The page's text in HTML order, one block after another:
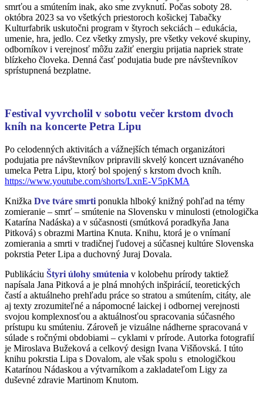
smrťou a smútením inak, ako sme zvyknutí. Počas soboty 28.
októbra 2023 sa vo všetkých priestoroch košickej Tabačky
Kulturfabrik uskutočni program v štyroch sekciách – edukácia,
umenie, hra, jedlo. Cez všetky zmysly, pre všetky vekové skupiny,
odborníkov i verejnosť môžu zažiť energiu prijatia napriek strate
blízkeho človeka. Denná časť podujatia bude pre návštevníkov
sprístupnená bezplatne.
Festival vyvrcholil v sobotu večer krstom dvoch
kníh na koncerte Petra Lipu
Po celodenných aktivitách a vážnejších témach organizátori
podujatia pre návštevníkov pripravili skvelý koncert uznávaného
umelca Petra Lipu, ktorý bol spojený s krstom dvoch kníh.
https://www.youtube.com/shorts/LxnE-V5pKMA
Knižka Dve tváre smrti ponukla hlboký knižný pohľad na témy
zomieranie – smrť – smútenie na Slovensku v minulosti (etnologička
Katarína Nadáska) a v súčasnosti (smútková poradkyňa Jana
Pitková) s obrazmi Martina Knuta. Knihu, ktorá je o vnímaní
zomierania a smrti v tradičnej ľudovej a súčasnej kultúre Slovenska
pokrstia Peter Lipa a duchovný Juraj Dovala.
Publikáciu Štyri úlohy smútenia v kolobehu prírody taktiež
napísala Jana Pitková a je plná mnohých inšpirácií, teoretických
častí a aktuálneho prehľadu práce so stratou a smútením, citáty, ale
aj texty zrozumiteľné a nápomocné laickej i odbornej verejnosti
svojou komplexnosťou a aktuálnosťou spracovania súčasného
prístupu ku smúteniu. Zároveň je vizuálne nádherne spracovaná v
súlade s ročnými obdobiami – cyklami v prírode. Autorka fotografií
je Miroslava Bužeková a celkový design Ivana Višňovská. I túto
knihu pokrstia Lipa s Dovalom, ale však spolu s etnologičkou
Katarínou Nádaskou a výtvarníkom a zakladateľom Ligy za
duševné zdravie Martinom Knutom.